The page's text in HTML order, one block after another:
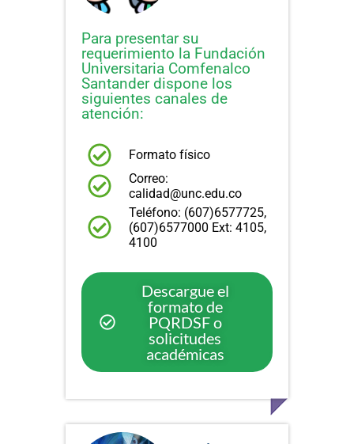
Para presentar su
requerimiento la Fundación
Universitaria Comfenalco
Santander dispone los
siguientes canales de
atención:
Formato físico
Correo:
calidad@unc.edu.co
Teléfono: (607)6577725,
(607)6577000 Ext: 4105,
4100
Descargue el
formato de
PQRDSF o
solicitudes
académicas